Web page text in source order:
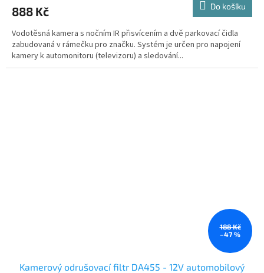
888 Kč Do košíku
Vodotěsná kamera s nočním IR přisvícením a dvě parkovací čidla
zabudovaná v rámečku pro značku. Systém je určen pro napojení
kamery k automonitoru (televizoru) a sledování...
188 Kč
–47 %
Kamerový odrušovací filtr DA455 - 12V automobilový